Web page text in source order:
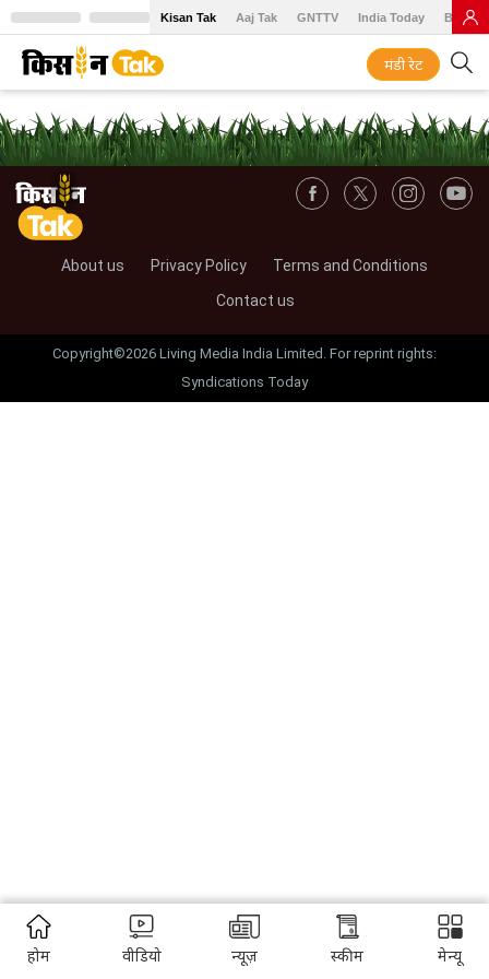
Kisan Tak Aaj Tak GNTTV India Today BT
मंडी रेट
About us Privacy Policy
Terms and Conditions
Contact us
Copyright©2026 Living Media India Limited. For reprint rights:
Syndications Today
होम वीडियो न्यूज़ स्कीम मेन्यू